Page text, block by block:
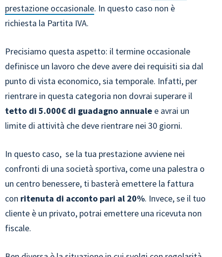
prestazione occasionale. In questo caso non è
richiesta la Partita IVA.
Precisiamo questa aspetto: il termine occasionale
definisce un lavoro che deve avere dei requisiti sia dal
punto di vista economico, sia temporale. Infatti, per
rientrare in questa categoria non dovrai superare il
tetto di 5.000€ di guadagno annuale e avrai un
limite di attività che deve rientrare nei 30 giorni.
In questo caso, se la tua prestazione avviene nei
confronti di una società sportiva, come una palestra o
un centro benessere, ti basterà emettere la fattura
con ritenuta di acconto pari al 20%. Invece, se il tuo
cliente è un privato, potrai emettere una ricevuta non
fiscale.